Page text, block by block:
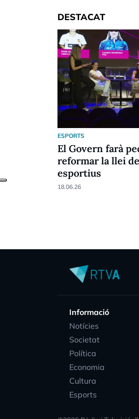
DESTACAT
ESPORTS
El Govern farà
reformar la llei
esportius
18.06.26
Informació
Notícies
Societat
Política
Economia
Cultura
Esports